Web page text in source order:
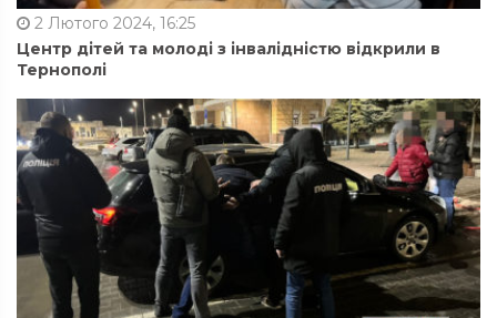
2 Лютого 2024, 16:25
Центр дітей та молоді з інвалідністю відкрили в
Тернополі